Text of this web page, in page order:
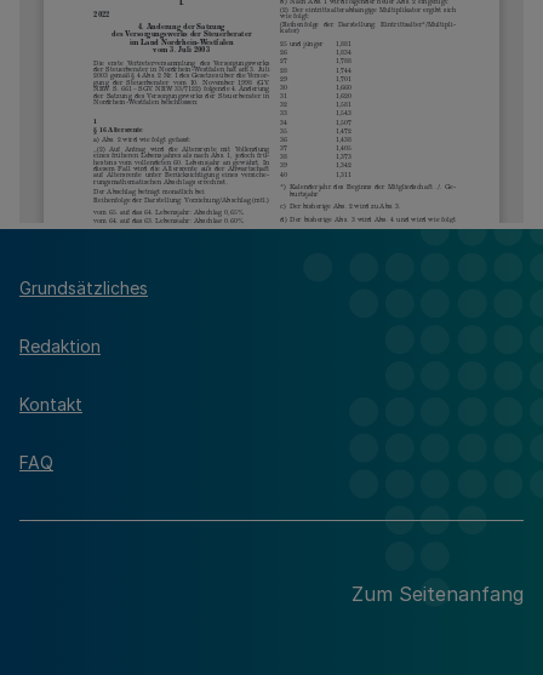
Grundsätzliches
Redaktion
Kontakt
FAQ
Zum Seitenanfang